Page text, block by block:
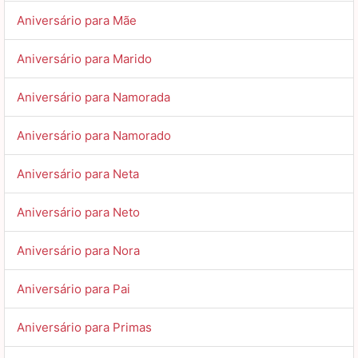
Aniversário para Mãe
Aniversário para Marido
Aniversário para Namorada
Aniversário para Namorado
Aniversário para Neta
Aniversário para Neto
Aniversário para Nora
Aniversário para Pai
Aniversário para Primas